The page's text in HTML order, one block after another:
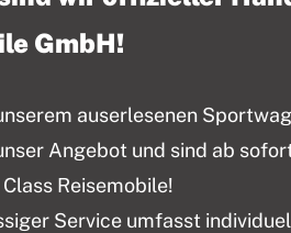
GmbH!
auserlesenen
Angebot und sind ab
Reisemobile!
Service umfasst